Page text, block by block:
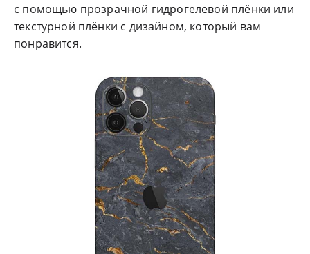
с помощью прозрачной гидрогелевой плёнки или
текстурной плёнки с дизайном, который вам
понравится.